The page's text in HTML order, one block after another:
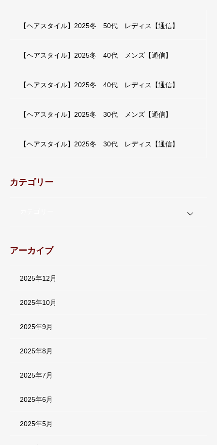
【ヘアスタイル】2025冬 50代 レディス【通信】
【ヘアスタイル】2025冬 40代 メンズ【通信】
【ヘアスタイル】2025冬 40代 レディス【通信】
【ヘアスタイル】2025冬 30代 メンズ【通信】
【ヘアスタイル】2025冬 30代 レディス【通信】
カテゴリー
アーカイブ
2025年12月
2025年10月
2025年9月
2025年8月
2025年7月
2025年6月
2025年5月